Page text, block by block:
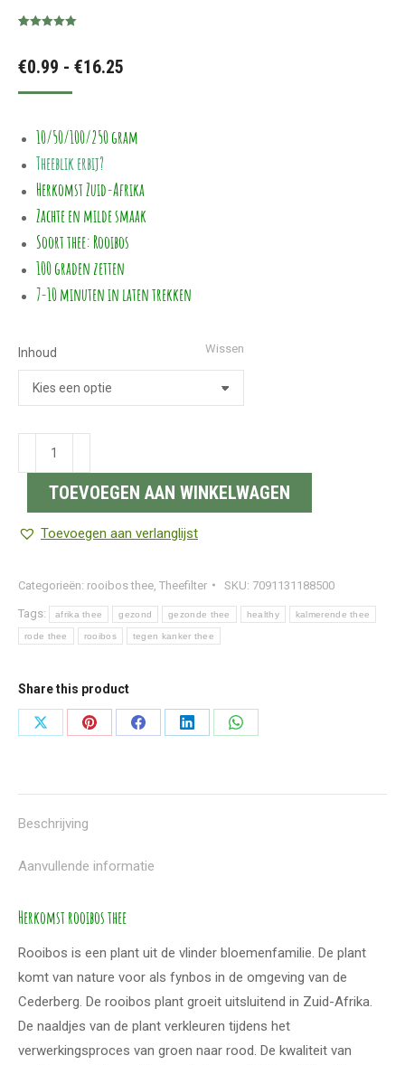
€0.99 - €16.25
€16.25
gebaseerd
opklant
10/50/100/250 gram
Theeblik erbij?
Herkomst Zuid-Afrika
Zachte en milde smaak
Soort thee: Rooibos
100 graden zetten
7-10 minuten in laten trekken
Inhoud Wissen
Rooibos
|
PUUR
BIO
aantal
TOEVOEGEN AAN WINKELWAGEN
Toevoegen aan verlanglijst
Categorieën: rooibos thee Theefilter SKU: 7091131188500
Tags: afrika thee gezond gezonde thee healthy kalmerende thee
rode thee rooibos tegen kanker thee
Share this product
Deel
Deel
Deel
Deel
Deel
Beschrijving
Aanvullende informatie
Herkomst rooibos thee
Rooibos is een plant uit de vlinder bloemenfamilie. De plant
komt van nature voor als fynbos in de omgeving van de
Cederberg. De rooibos plant groeit uitsluitend in Zuid-Afrika.
De naaldjes van de plant verkleuren tijdens het
verwerkingsproces van groen naar rood. De kwaliteit van